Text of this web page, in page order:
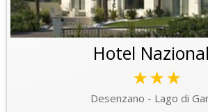
Hotel
★★★
Desenzano - Lago di